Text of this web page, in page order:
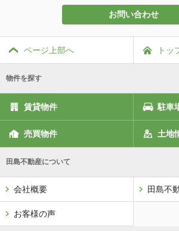
お問い合わせ
ページ上部へ トッ
物件を探す
賃貸物件 駐車
売買物件 土地
田島不動産について
会社概要 田島不
お客様の声